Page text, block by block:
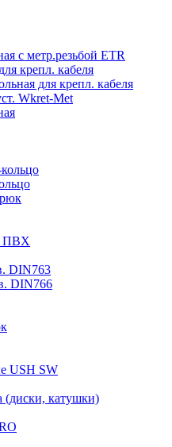
с метр.резьбой ETR
крепл. кабеля
для крепл. кабеля
Wkret-Met
ПВХ
DIN763
DIN766
USH SW
(диски, катушки)